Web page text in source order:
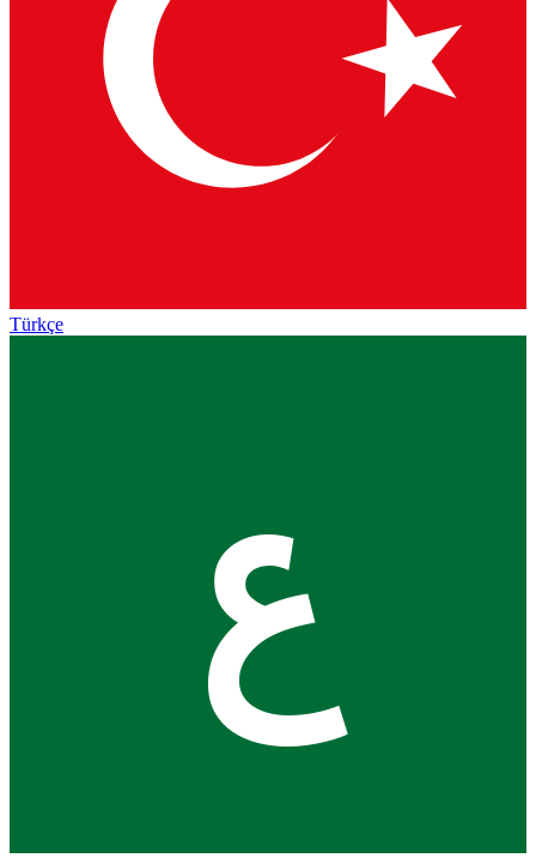
Türkçe
ع